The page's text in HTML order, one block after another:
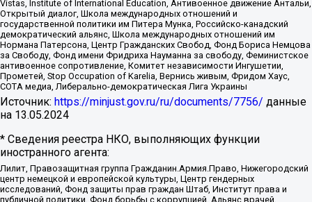
Vistas, Institute of International Education, Антивоенное движение Антальи,
Открытый диалог, Школа международных отношений и
государственной политики им Питера Мунка, Российско-канадский
демократический альянс, Школа международных отношений им
Нормана Патерсона, Центр Гражданских Свобод, Фонд Бориса Немцова
за Свободу, Фонд имени Фридриха Науманна за свободу, Феминистское
антивоенное сопротивление, Комитет независимости Ингушетии,
Прометей, Stop Occupation of Karelia, Вернись живым, Фридом Хаус,
СОТА медиа, Либерально-демократическая Лига Украины
Источник: https://minjust.gov.ru/ru/documents/7756/ данные
на 13.05.2024
* Сведения реестра НКО, выполняющих функции
иностранного агента:
Лилит, Правозащитная группа Гражданин.Армия.Право, Нижегородский
центр немецкой и европейской культуры, Центр гендерных
исследований, Фонд защиты прав граждан Штаб, Институт права и
публичной политики, Фонд борьбы с коррупцией, Альянс врачей,